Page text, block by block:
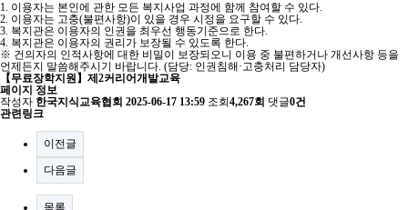
1. 이용자는 본인에 관한 모든 복지사업 과정에 함께 참여할 수 있다.
2. 이용자는 고충(불편사항)이 있을 경우 시정을 요구할 수 있다.
3. 복지관은 이용자의 인권을 최우선 행동기준으로 한다.
4. 복지관은 이용자의 권리가 보장될 수 있도록 한다.
※ 건의자의 인적사항에 대한 비밀이 보장되오니 이용 중 불편하거나 개선사항 등을
언제든지 말씀해주시기 바랍니다. (담당: 인권침해·고충처리 담당자)
【무료장학지원】제2커리어개발교육
페이지 정보
작성자 한국지식교육협회 2025-06-17 13:59 조회 4,267회 댓글0건
관련링크
이전글
다음글